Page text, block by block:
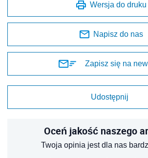
Wersja do druku
Napisz do nas
Zapisz się na
Udostępnij
Oceń jakość naszego
Twoja opinia jest dla nas